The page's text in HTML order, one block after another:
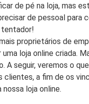
de pé na loja, mas
de pessoal para
proprietários de
loja online criada.
A seguir, veremos o
clientes, a fim de os
loja online.